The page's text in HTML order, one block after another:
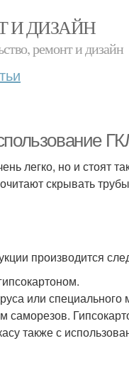
И ДИЗАЙН
ремонт и дизайн
легко, но и стоят
скрывать
производится
или
также с